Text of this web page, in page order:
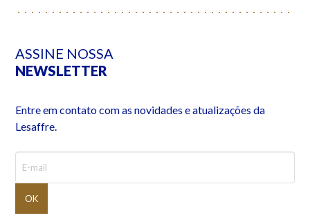
ASSINE NOSSA
NEWSLETTER
Entre em contato com as novidades e atualizações da
Lesaffre.